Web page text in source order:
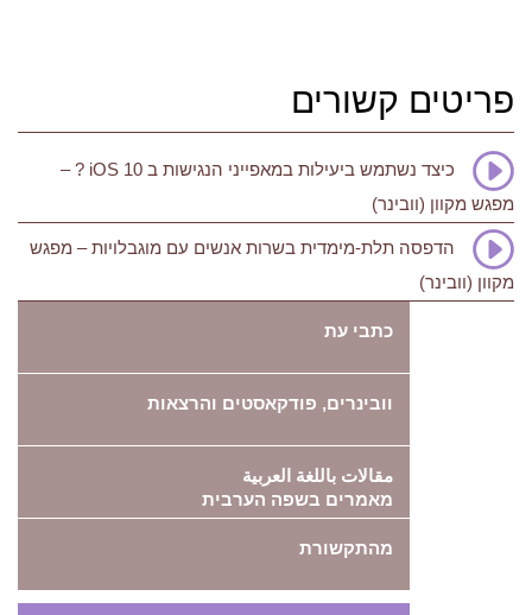
פריטים קשורים
כיצד נשתמש ביעילות במאפייני הנגישות ב iOS 10 ? –
מפגש מקוון (וובינר)
הדפסה תלת-מימדית בשרות אנשים עם מוגבלויות – מפגש
מקוון (וובינר)
כתבי עת
וובינרים, פודקאסטים והרצאות
مقالات باللغة العربية
מאמרים בשפה הערבית
מהתקשורת